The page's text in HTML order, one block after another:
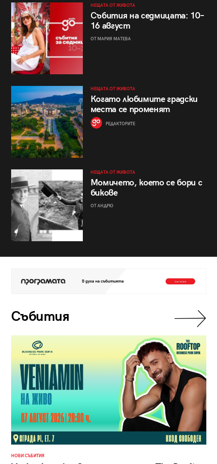
НЕЩАТА ОТ ЖИВОТА
Събития на седмицата: 10–
16 август
ОТ МАРИЯ МАТЕВА
НЕЩАТА ОТ ЖИВОТА
Когато любимите градски
места се променят
РЕДАКТОРИТЕ
НЕЩАТА ОТ ЖИВОТА
Момичето, което се бори с
бикове
ОТ АНДРЮ
Събития
НОВИ СЪБИТИЯ